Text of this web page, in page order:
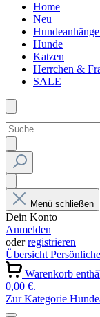
Home
Neu
Hunde
Katzen
Herrchen &
SALE
Menü schließen
Dein Konto
Anmelden
oderregistrieren
Übersicht
Warenkorb
0,00 €.
Zur Kategorie